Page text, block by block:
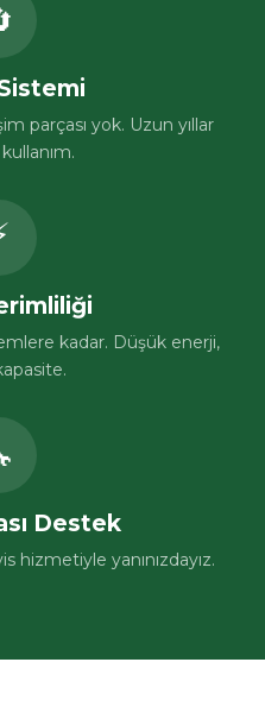
parçası yok. Uzun yıllar
kadar. Düşük enerji,
Destek
hizmetiyle yanınızdayız.